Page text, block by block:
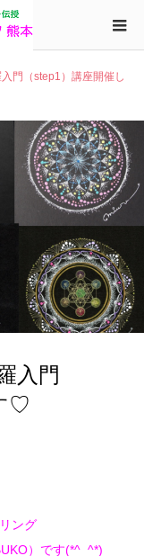
門（step1）講座開催し
入門
♡
ング
）です(*^_^*)